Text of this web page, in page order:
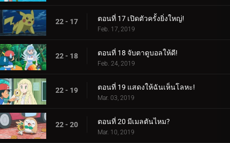
22 - 17 ตอนที่ 17 เปิดตัวครั้งยิ่งใหญ่!
Feb. 17, 2019
22 - 18 ตอนที่ 18 จับตาดูบอลให้ดี!
Feb. 24, 2019
22 - 19 ตอนที่ 19 แสดงให้ฉันเห็นโลหะ!
Mar. 03, 2019
22 - 20 ตอนที่ 20 มีเมลตันไหม?
Mar. 10, 2019